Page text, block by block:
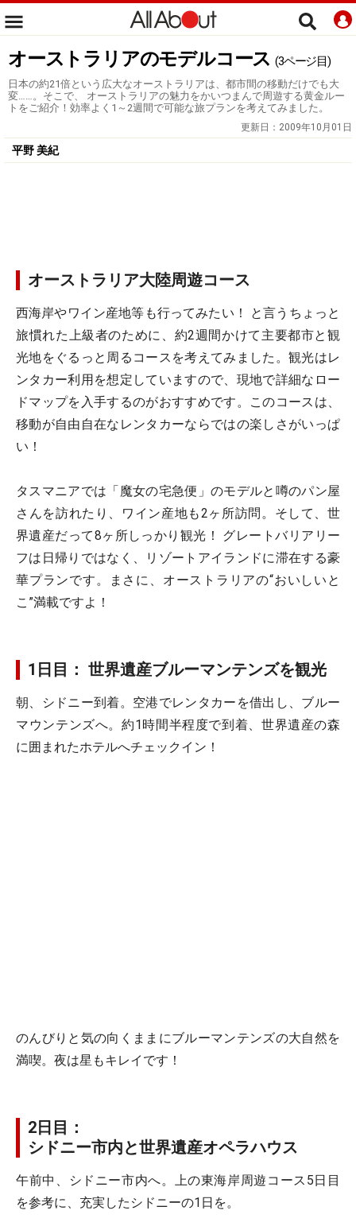
オーストラリアのモデルコース (3ページ目)
日本の約21倍という広大なオーストラリアは、都市間の移動だけでも大
変……。そこで、 オーストラリアの魅力をかいつまんで周遊する黄金ルー
トをご紹介！効率よく1～2週間で可能な旅プランを考えてみました。
更新日： 2009年10月01日
平野 美紀
オーストラリア大陸周遊コース
西海岸やワイン産地等も行ってみたい！ と言うちょっと
旅慣れた上級者のために、約2週間かけて主要都市と観
光地をぐるっと周るコースを考えてみました。観光はレ
ンタカー利用を想定していますので、現地で詳細なロー
ドマップを入手するのがおすすめです。このコースは、
移動が自由自在なレンタカーならではの楽しさがいっぱ
い！
タスマニアでは「魔女の宅急便」のモデルと噂のパン屋
さんを訪れたり、ワイン産地も2ヶ所訪問。そして、世
界遺産だって8ヶ所しっかり観光！ グレートバリアリー
フは日帰りではなく、リゾートアイランドに滞在する豪
華プランです。まさに、オーストラリアの“おいしいと
こ”満載ですよ！
1日目： 世界遺産ブルーマンテンズを観光
朝、シドニー到着。空港でレンタカーを借出し、ブルー
マウンテンズへ。約1時間半程度で到着、世界遺産の森
に囲まれたホテルへチェックイン！
のんびりと気の向くままにブルーマンテンズの大自然を
満喫。夜は星もキレイです！
2日目：
シドニー市内と世界遺産オペラハウス
午前中、シドニー市内へ。上の東海岸周遊コース5日目
を参考に、充実したシドニーの1日を。